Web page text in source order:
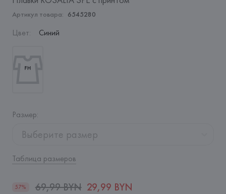
Артикул товара: 6545280
Цвет: Синий
Размер:
Выберите размер
Таблица размеров
57% 69,99 BYN 29,99 BYN